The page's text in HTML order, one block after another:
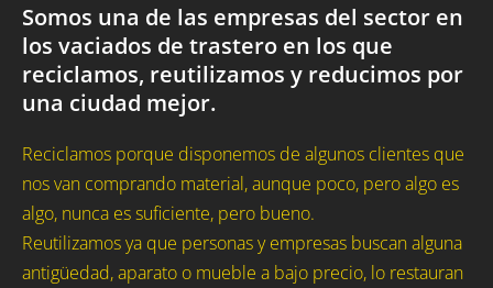
Somos una de las empresas del sector en
los vaciados de trastero en los que
reciclamos, reutilizamos y reducimos por
una ciudad mejor.
Reciclamos porque disponemos de algunos clientes que
nos van comprando material, aunque poco, pero algo es
algo, nunca es suficiente, pero bueno.
Reutilizamos ya que personas y empresas buscan alguna
antigüedad, aparato o mueble a bajo precio, lo restauran